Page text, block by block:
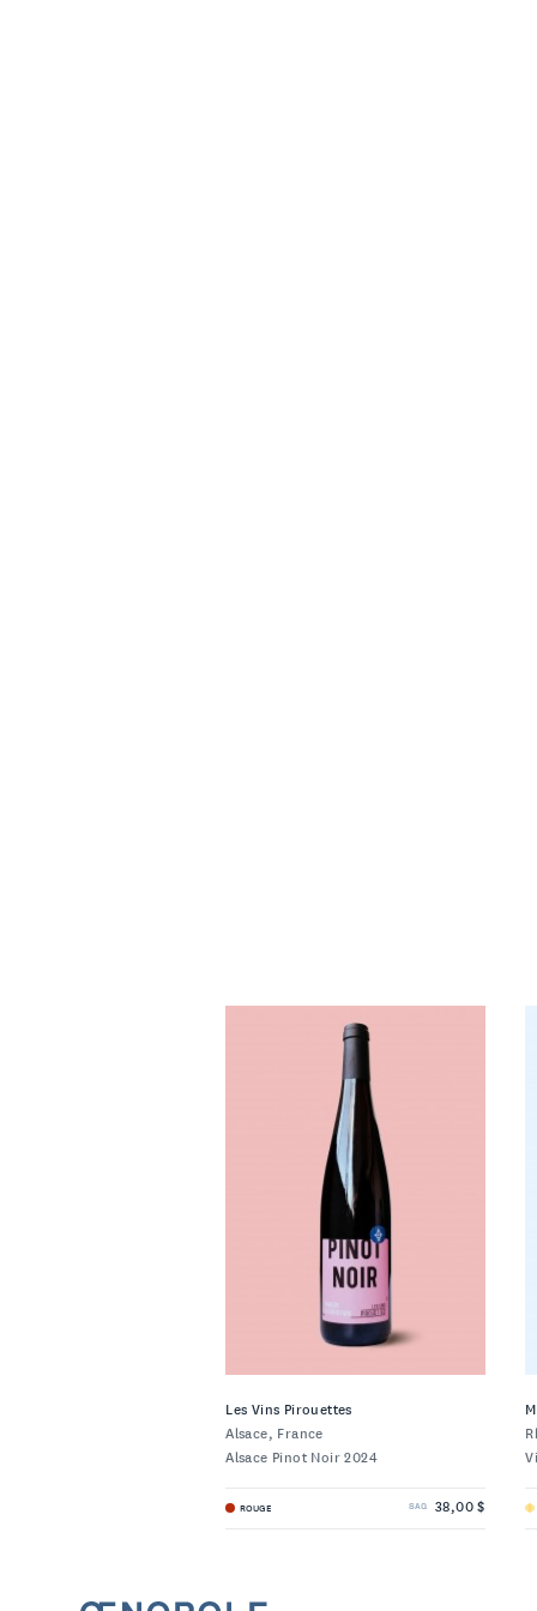
Les Vins Pirouettes
Alsace, France
Alsace Pinot Noir 2024
ROUGE SAQ 38,00 $